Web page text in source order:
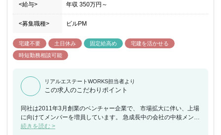
<給与> 年収 350万円 ～
<募集職種> ビルPM
宅建不要 土日休み 固定給高め
宅建を活かせる
時短勤務相談可能
リアルエステートWORKS担当者より
この求人のこだわりポイント
同社は2011年3月創業のベンチャー企業で、 市場拡大に伴い、上場
に向けてメンバーを増員しています。 急成長中の会社の中核メンバ
ーとして、ビジネスを大きくしていきたい方におすすめの求人で
続きを読む >